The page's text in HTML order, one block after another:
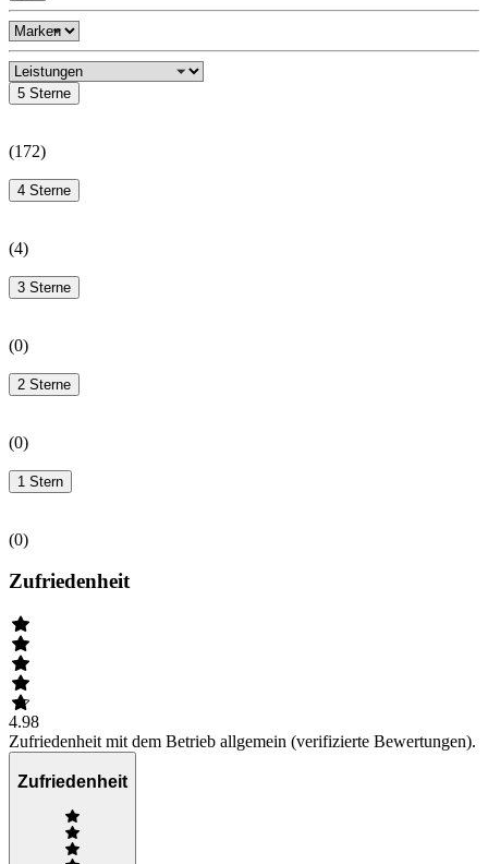
5 Sterne
(172)
4 Sterne
(4)
3 Sterne
(0)
2 Sterne
(0)
1 Stern
(0)
Zufriedenheit
4.98
Zufriedenheit mit dem Betrieb allgemein (verifizierte Bewertungen).
Zufriedenheit